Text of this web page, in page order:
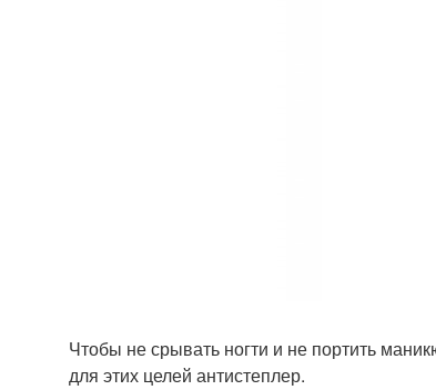
Чтобы не срывать ногти и не портить
для этих целей антистеплер.